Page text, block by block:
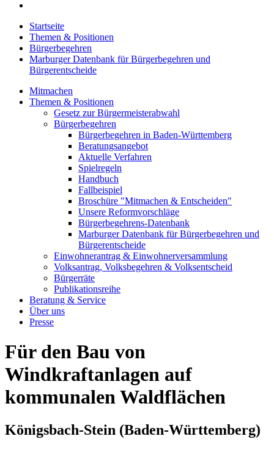
Startseite
Themen & Positionen
Bürgerbegehren
Marburger Datenbank für Bürgerbegehren und
Bürgerentscheide
Mitmachen
Themen & Positionen
Gesetz zur Bürgermeisterabwahl
Bürgerbegehren
Bürgerbegehren in Baden-Württemberg
Beratungsangebot
Aktuelle Verfahren
Spielregeln
Handbuch
Fallbeispiel
Broschüre "Mitmachen & Entscheiden"
Unsere Reformvorschläge
Bürgerbegehrens-Datenbank
Marburger Datenbank für Bürgerbegehren und
Bürgerentscheide
Einwohnerantrag & Einwohnerversammlung
Volksantrag, Volksbegehren & Volksentscheid
Bürgerräte
Publikationsreihe
Beratung & Service
Über uns
Presse
Für den Bau von
Windkraftanlagen auf
kommunalen Waldflächen
Königsbach-Stein (Baden-Württemberg)